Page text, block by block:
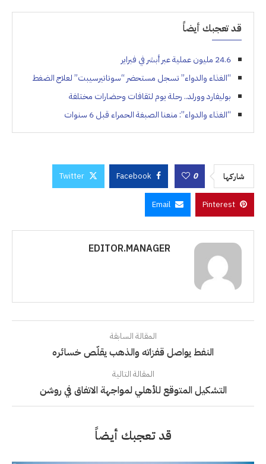
قد تعجبك أيضاً
24.6 مليون عملية عبر أبشر في فبراير
“الغذاء والدواء” تسجل مستحضر “سوﺗﺎتيرسيبت” لعلاج الضغط
بوليفارد وورلد.. رحلة يوم لثقافات وحضارات مختلفة
“الغذاء والدواء”: منعنا الصبغة الحمراء قبل 6 سنوات
شاركها 0
Facebook
Twitter
Pinterest
Email
EDITOR.MANAGER
المقالة السابقة
النفط يواصل قفزاته والذهب يقلّص خسائره
المقالة التالية
التشكيل المتوقع للأهلي لمواجهة الاتفاق في روشن
قد تعجبك أيضاً